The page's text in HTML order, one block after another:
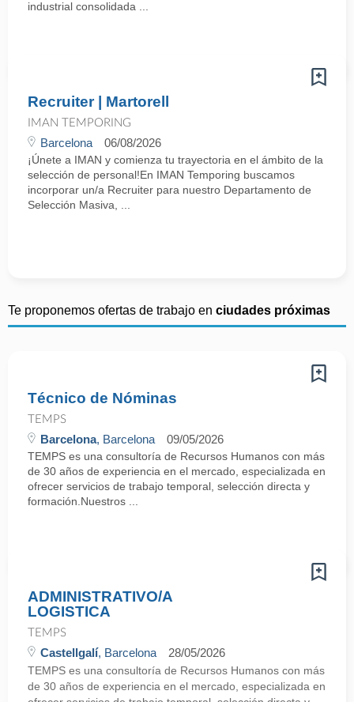
industrial consolidada ...
Recruiter | Martorell
IMAN TEMPORING
Barcelona 06/08/2026
¡Únete a IMAN y comienza tu trayectoria en el ámbito de la
selección de personal!En IMAN Temporing buscamos
incorporar un/a Recruiter para nuestro Departamento de
Selección Masiva, ...
Te proponemos ofertas de trabajo en ciudades próximas
Técnico de Nóminas
TEMPS
Barcelona, Barcelona 09/05/2026
TEMPS es una consultoría de Recursos Humanos con más
de 30 años de experiencia en el mercado, especializada en
ofrecer servicios de trabajo temporal, selección directa y
formación.Nuestros ...
ADMINISTRATIVO/A
LOGISTICA
TEMPS
Castellgalí, Barcelona 28/05/2026
TEMPS es una consultoría de Recursos Humanos con más
de 30 años de experiencia en el mercado, especializada en